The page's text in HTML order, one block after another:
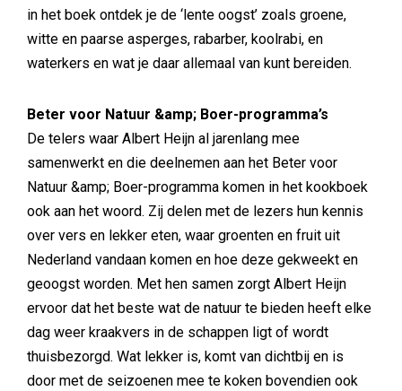
in het boek ontdek je de ‘lente oogst’ zoals groene,
witte en paarse asperges, rabarber, koolrabi, en
waterkers en wat je daar allemaal van kunt bereiden.
Beter voor Natuur &amp; Boer-programma’s
De telers waar Albert Heijn al jarenlang mee
samenwerkt en die deelnemen aan het Beter voor
Natuur &amp; Boer-programma komen in het kookboek
ook aan het woord. Zij delen met de lezers hun kennis
over vers en lekker eten, waar groenten en fruit uit
Nederland vandaan komen en hoe deze gekweekt en
geoogst worden. Met hen samen zorgt Albert Heijn
ervoor dat het beste wat de natuur te bieden heeft elke
dag weer kraakvers in de schappen ligt of wordt
thuisbezorgd. Wat lekker is, komt van dichtbij en is
door met de seizoenen mee te koken bovendien ook